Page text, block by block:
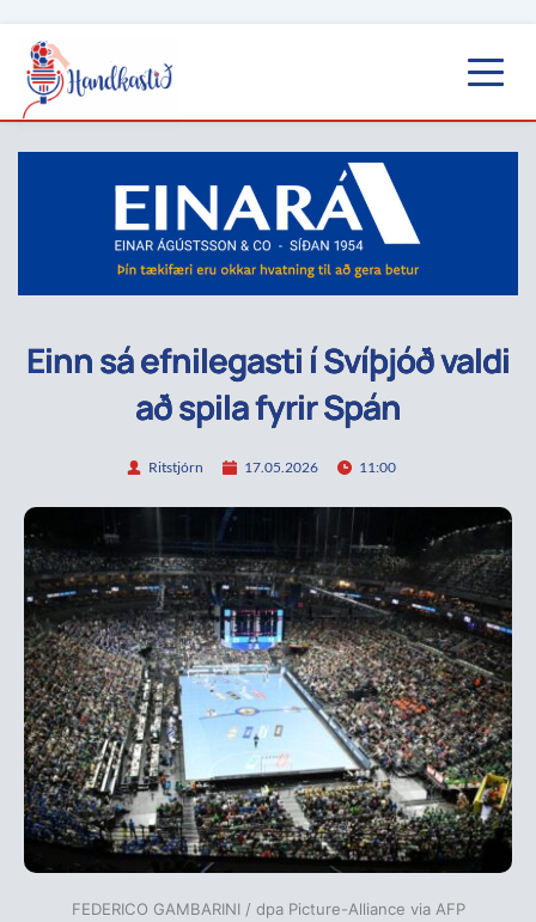
Einn sá efnilegasti í Svíþjóð valdi
að spila fyrir Spán
Ritstjórn 17.05.2026 11:00
FEDERICO GAMBARINI / dpa Picture-Alliance via AFP